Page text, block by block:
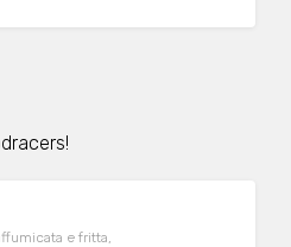
e fritta,